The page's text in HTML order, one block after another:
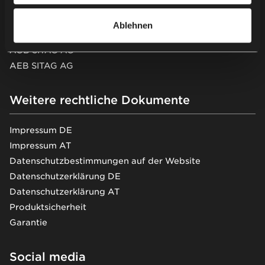
Ablehnen
AGB Nowy Styl Deutschland GmbH
AGB SITAG AG
AEB SITAG AG
Weitere rechtliche Dokumente
Impressum DE
Impressum AT
Datenschutzbestimmungen auf der Website
Datenschutzerklärung DE
Datenschutzerklärung AT
Produktsicherheit
Garantie
Social media